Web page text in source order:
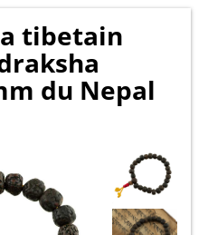
tibetain
du Nepal